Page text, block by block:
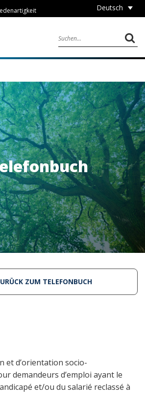
Deutsch
ZUM TELEFONBUCH
et d’orientation socio-
demandeurs d’emploi ayant le
et/ou du salarié reclassé à